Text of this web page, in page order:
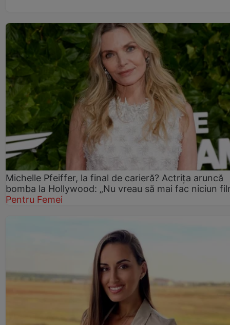
Michelle Pfeiffer, la final de carieră? Actrița aruncă
bomba la Hollywood: „Nu vreau să mai fac niciun
Pentru Femei